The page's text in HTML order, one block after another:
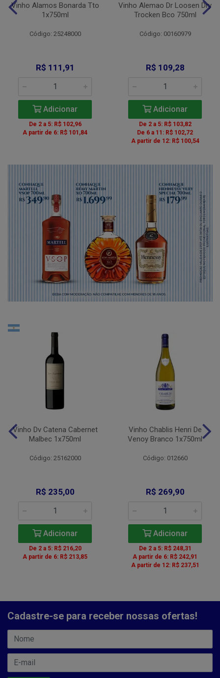
Vinho Alamos Bonarda Tto
1x750ml
Código: 25248000
R$ 111,91
Adicionar
De 2 a 5: R$ 102,96
A partir de 6: R$ 101,84
Vinho Alemao Dr Loosen Dry
Trocken Bco 750ml
Código: 00160979
R$ 109,28
Adicionar
De 2 a 5: R$ 103,82
De 6 a 11: R$ 102,72
A partir de 12: R$ 100,54
Vinho Dv Catena Cabernet
Malbec 1x750ml
Código: 25162000
R$ 235,00
Adicionar
De 2 a 5: R$ 216,20
A partir de 6: R$ 213,85
Vinho Chablis Henri De
Venoy Branco 1x750ml
Código: 012660
R$ 269,90
Adicionar
De 2 a 5: R$ 248,31
A partir de 6: R$ 242,91
A partir de 12: R$ 237,51
Cadastre-se para receber nossas ofertas!